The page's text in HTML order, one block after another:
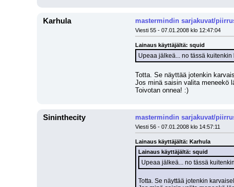
Karhula mastermindin sarjakuvat/
Viesti 55 - 07.01.2008 klo 12:47:04
Lainaus käyttäjältä: squid
Upeaa jälkeä... no tässä
Totta. Se näyttää jotenkin
Jos minä saisin valita meneekö
Toivotan onnea! :)
Sininthecity mastermindin sarjakuvat/
Viesti 56 - 07.01.2008 klo 14:57:11
Lainaus käyttäjältä: Karhula
Lainaus käyttäjältä: squid
Upeaa jälkeä... no tässä
Totta. Se näyttää jotenkin